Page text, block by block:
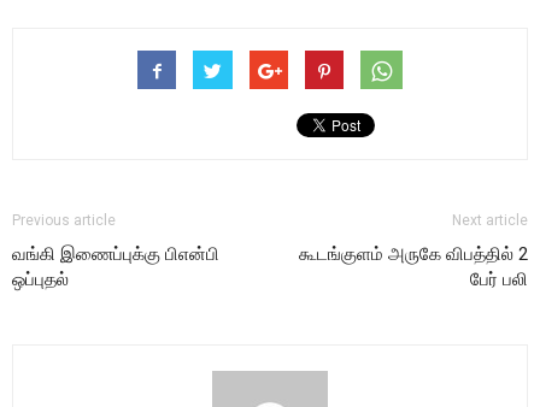
Previous article
வங்கி இணைப்புக்கு பிஎன்பி
ஒப்புதல்
Next article
கூடங்குளம் அருகே விபத்தில் 2
பேர் பலி